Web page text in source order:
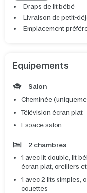
Draps de lit bébé
Livraison de petit-
Emplacement
Equipements
Salon
Cheminée
Télévision écran plat
Espace salon
2 chambres
1 avec lit double, lit
écran plat, oreillers
1 avec 2 lits simples,
couettes